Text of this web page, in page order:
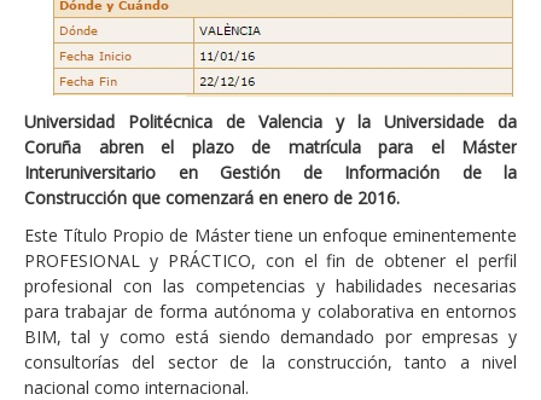
Universidad Politécnica de Valencia y la Universidade da
Coruña abren el plazo de matrícula para el Máster
Interuniversitario en Gestión de Información de la
Construcción que comenzará en enero de 2016.
Este Título Propio de Máster tiene un enfoque eminentemente
PROFESIONAL y PRÁCTICO, con el fin de obtener el perfil
profesional con las competencias y habilidades necesarias
para trabajar de forma autónoma y colaborativa en entornos
BIM, tal y como está siendo demandado por empresas y
consultorías del sector de la construcción, tanto a nivel
nacional como internacional.